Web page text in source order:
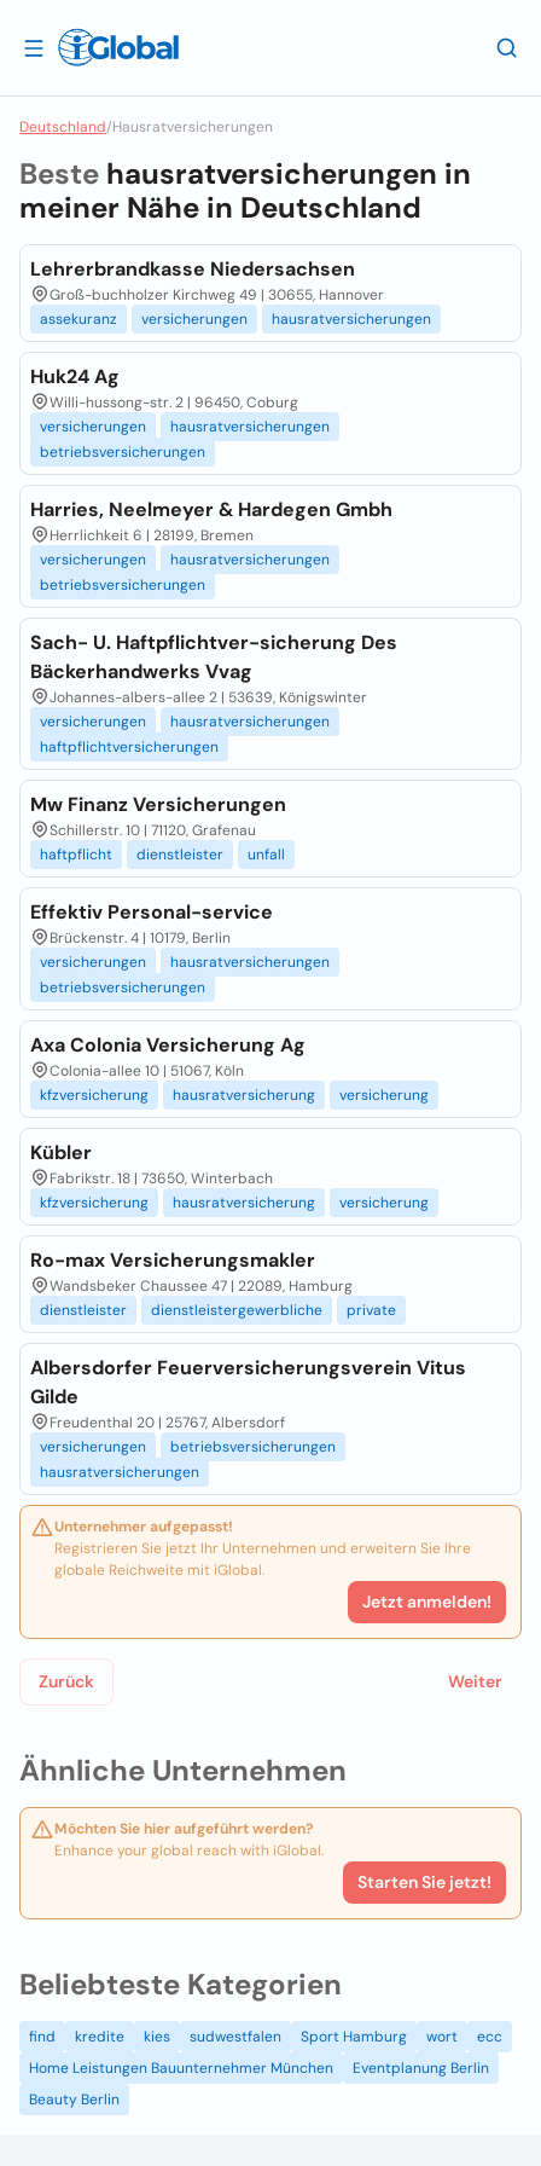
Deutschland/Hausratversicherungen
Ähnliche Unternehmen
Möchten Sie hier aufgeführt werden?
Enhance your global reach with iGlobal.
Starten Sie jetzt!
Beste hausratversicherungen in
meiner Nähe in Deutschland
Lehrerbrandkasse Niedersachsen
Groß-buchholzer Kirchweg 49 | 30655, Hannover
assekuranz
versicherungen hausratversicherungen
Huk24 Ag
Willi-hussong-str. 2 | 96450, Coburg
versicherungen
hausratversicherungen
betriebsversicherungen
Harries, Neelmeyer & Hardegen Gmbh
Herrlichkeit 6 | 28199, Bremen
versicherungen
hausratversicherungen
betriebsversicherungen
Sach- U. Haftpflichtver-sicherung Des
Bäckerhandwerks Vvag
Johannes-albers-allee 2 | 53639, Königswinter
versicherungen
hausratversicherungen
haftpflichtversicherungen
Mw Finanz Versicherungen
Schillerstr. 10 | 71120, Grafenau
haftpflicht
dienstleister unfall
Effektiv Personal-service
Brückenstr. 4 | 10179, Berlin
versicherungen
hausratversicherungen
betriebsversicherungen
Axa Colonia Versicherung Ag
Colonia-allee 10 | 51067, Köln
kfzversicherung
hausratversicherung versicherung
Kübler
Fabrikstr. 18 | 73650, Winterbach
kfzversicherung
hausratversicherung versicherung
Ro-max Versicherungsmakler
Wandsbeker Chaussee 47 | 22089, Hamburg
dienstleister
dienstleistergewerbliche private
Albersdorfer Feuerversicherungsverein Vitus
Gilde
Freudenthal 20 | 25767, Albersdorf
versicherungen
betriebsversicherungen
hausratversicherungen
Unternehmer aufgepasst!
Registrieren Sie jetzt Ihr Unternehmen und erweitern Sie Ihre
globale Reichweite mit iGlobal.
Jetzt anmelden!
Zurück Weiter
Beliebteste Kategorien
find kredite kies sudwestfalen Sport Hamburg wort
ecc
Home Leistungen Bauunternehmer München
Eventplanung Berlin
Beauty Berlin